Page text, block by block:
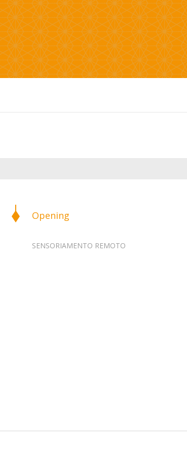
Opening
SENSORIAMENTO REMOTO